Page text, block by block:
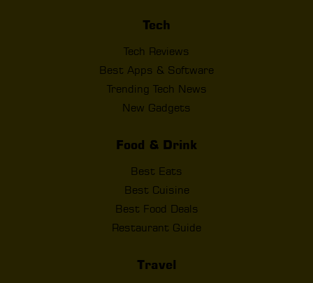
Tech
Tech Reviews
Best Apps & Software
Trending Tech News
New Gadgets
Food & Drink
Best Eats
Best Cuisine
Best Food Deals
Restaurant Guide
Travel